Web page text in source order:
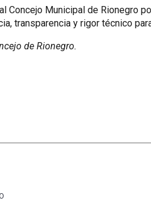
Concejo Municipal de Rionegro
transparencia y rigor técnico
de Rionegro.